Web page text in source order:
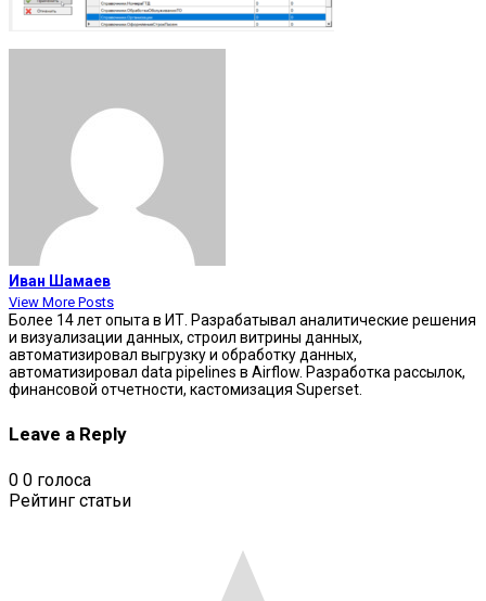
Иван Шамаев
View More Posts
Более 14 лет опыта в ИТ. Разрабатывал аналитические решения
и визуализации данных, строил витрины данных,
автоматизировал выгрузку и обработку данных,
автоматизировал data pipelines в Airflow. Разработка рассылок,
финансовой отчетности, кастомизация Superset.
Leave a Reply
0 0 голоса
Рейтинг статьи